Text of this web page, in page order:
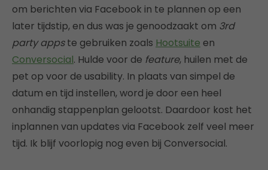
om berichten via Facebook in te plannen op een
later tijdstip, en dus was je genoodzaakt om 3rd
party appste gebruiken zoals Hootsuite en
Conversocial. Hulde voor de feature, huilen met de
pet op voor de usability. In plaats van simpel de
datum en tijd instellen, word je door een heel
onhandig stappenplan gelootst. Daardoor kost het
inplannen van updates via Facebook zelf veel meer
tijd. Ik blijf voorlopig nog even bij Conversocial.